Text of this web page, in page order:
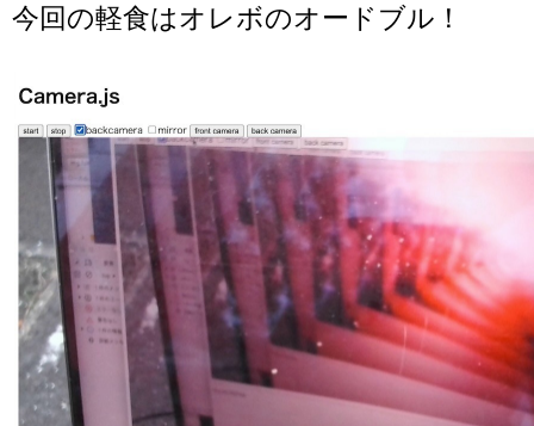
今回の軽食はオレボのオードブル！